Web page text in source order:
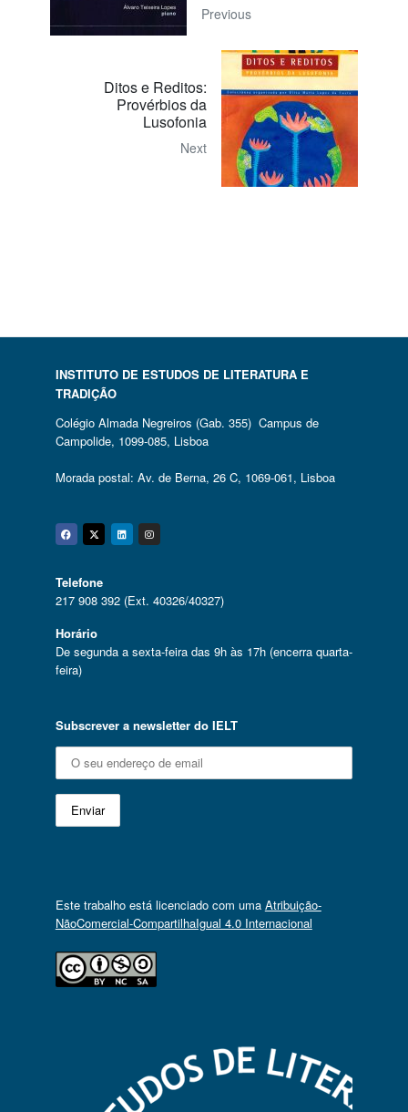
Previous
Ditos e Reditos:
Provérbios da
Lusofonia
Next
INSTITUTO DE ESTUDOS DE LITERATURA E
TRADIÇÃO
Colégio Almada Negreiros (Gab. 355) Campus de
Campolide, 1099-085, Lisboa
Morada postal: Av. de Berna, 26 C, 1069-061, Lisboa
Facebook
Twitter
Linkedin
Instagram
Telefone
217 908 392 (Ext. 40326/40327)
Horário
De segunda a sexta-feira das 9h às 17h (encerra quarta-
feira)
Subscrever a newsletter do IELT
Este trabalho está licenciado com uma Atribuição-
NãoComercial-CompartilhaIgual 4.0 Internacional